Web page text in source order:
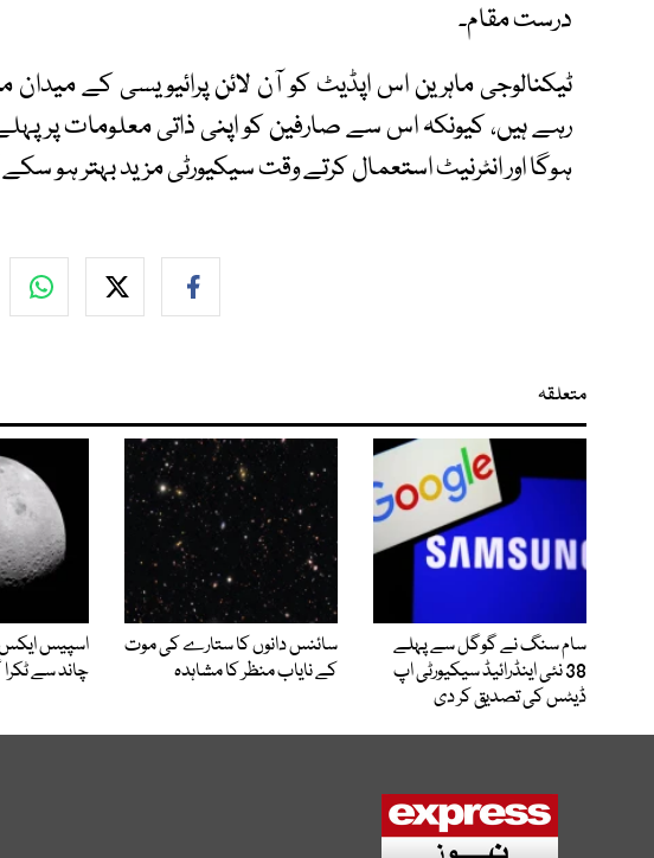
درست مقام۔
ٹیکنالوجی ماہرین اس اپڈیٹ کو آن لائن پرائیویسی کے
رہے ہیں، کیونکہ اس سے صارفین کو اپنی ذاتی معلومات پر
ہوگا اور انٹرنیٹ استعمال کرتے وقت سیکیورٹی مزید بہتر ہو
متعلقہ
سام سنگ نے گوگل سے پہلے
38 نئی اینڈرائیڈ سیکیورٹی اپ
ڈیٹس کی تصدیق کر دی
سائنس دانوں کا ستارے کی موت
کے نایاب منظر کا مشاہدہ
اسپیس ایکس
چاند سے ٹکرا